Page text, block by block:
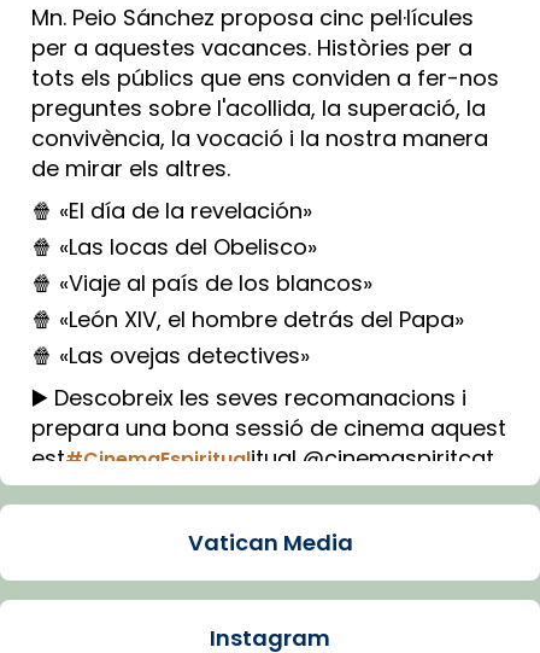
Mn. Peio Sánchez proposa cinc pel·lícules
per a aquestes vacances. Històries per a
tots els públics que ens conviden a fer-nos
preguntes sobre l'acollida, la superació, la
convivència, la vocació i la nostra manera
de mirar els altres.
🍿 «El día de la revelación»
🍿 «Las locas del Obelisco»
🍿 «Viaje al país de los blancos»
🍿 «León XIV, el hombre detrás del Papa»
🍿 «Las ovejas detectives»
▶️ Descobreix les seves recomanacions i
prepara una bona sessió de cinema aquest
est#CinemaEspiritualitual @cinemaspiritcat
Imatge: Generada amb IA (OpenAI)
Arquebisbat de Barcelona
Vatican Media
Instagram